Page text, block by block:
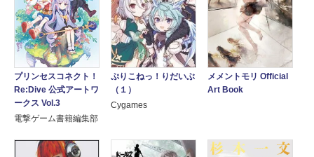
プリンセスコネクト！
Re:Dive 公式アートワ
ークス Vol.3
電撃ゲーム書籍編集部
ぷりこねっ！りだいぶ
（１）
Cygames
メメントモリ Official
Art Book